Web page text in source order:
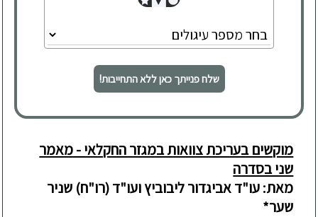
שלח פנייתך כאן ללא התחייבות!
מוקשים בעריכת צוואות במגזר החקלאי - מאמר
שני בסדרה
מאת: עו"ד אביגדור ליבוביץועו"ד (רו"ח) שניר
שער*